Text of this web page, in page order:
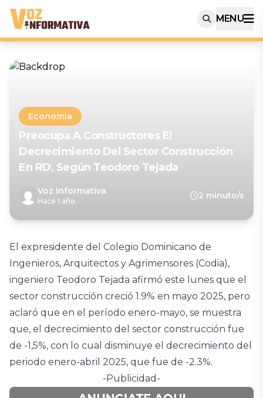
MENU
Economia
Preocupa A Constructores El
Decrecimiento Del Sector Construcción
En RD, Según Teodoro Tejada
Voz Informativa
Hace 1 año
2 minuto/s
El expresidente del Colegio Dominicano de
Ingenieros, Arquitectos y Agrimensores (Codia),
ingeniero Teodoro Tejada afirmó este lunes que el
sector construcción creció 1.9% en mayo 2025, pero
aclaró que en el período enero-mayo, se muestra
que, el decrecimiento del sector construcción fue
de -1,5%, con lo cual disminuye el decrecimiento del
periodo enero-abril 2025, que fue de -2.3%.
-Publicidad-